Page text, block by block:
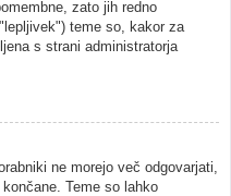
zato jih redno
teme so, kakor za
s strani administratorja
ne morejo več odgovarjati,
Teme so lahko